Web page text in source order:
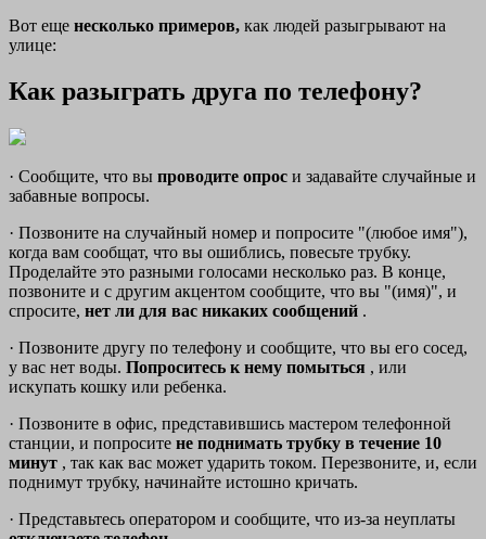
Вот еще несколько примеров, как людей разыгрывают на
улице:
Как разыграть друга по телефону?
· Сообщите, что вы проводите опрос и задавайте случайные и
забавные вопросы.
· Позвоните на случайный номер и попросите "(любое имя"),
когда вам сообщат, что вы ошиблись, повесьте трубку.
Проделайте это разными голосами несколько раз. В конце,
позвоните и с другим акцентом сообщите, что вы "(имя)", и
спросите, нет ли для вас никаких сообщений .
· Позвоните другу по телефону и сообщите, что вы его сосед,
у вас нет воды. Попроситесь к нему помыться , или
искупать кошку или ребенка.
· Позвоните в офис, представившись мастером телефонной
станции, и попросите не поднимать трубку в течение 10
минут , так как вас может ударить током. Перезвоните, и, если
поднимут трубку, начинайте истошно кричать.
· Представьтесь оператором и сообщите, что из-за неуплаты